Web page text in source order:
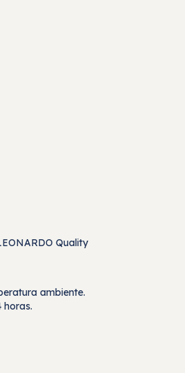
Quality
ambiente.
horas.